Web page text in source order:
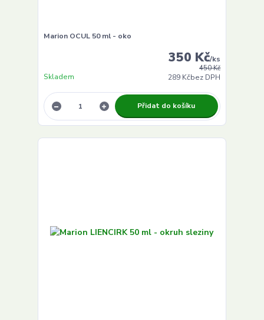
Marion OCUL 50 ml - oko
450 Kč
350 Kč/ks
289 Kčbez DPH
Skladem
Přidat do košíku